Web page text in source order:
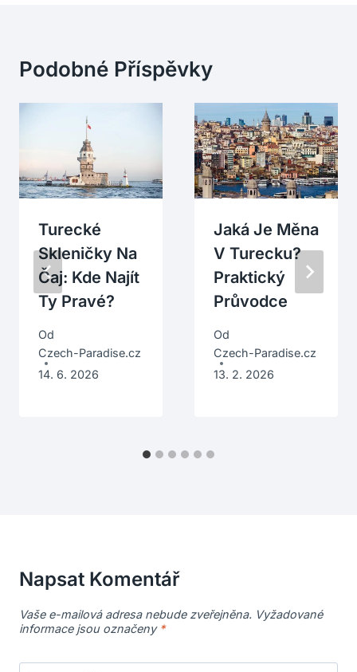
Podobné Příspěvky
Turecké
Skleničky Na
Čaj: Kde Najít
Ty Pravé?
Od
Czech-Paradise.cz
14. 6. 2026
Jaká Je Měna
V Turecku?
Praktický
Průvodce
Od
Czech-Paradise.cz
13. 2. 2026
Napsat Komentář
Vaše e-mailová adresa nebude zveřejněna. Vyžadované
informace jsou označeny *